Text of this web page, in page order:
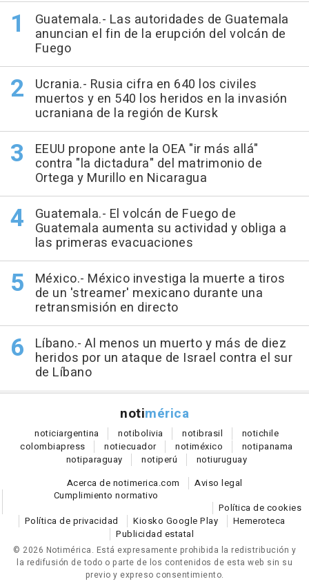
Guatemala.- Las autoridades de Guatemala
anuncian el fin de la erupción del volcán de
Fuego
Ucrania.- Rusia cifra en 640 los civiles
muertos y en 540 los heridos en la invasión
ucraniana de la región de Kursk
EEUU propone ante la OEA "ir más allá"
contra "la dictadura" del matrimonio de
Ortega y Murillo en Nicaragua
Guatemala.- El volcán de Fuego de
Guatemala aumenta su actividad y obliga a
las primeras evacuaciones
México.- México investiga la muerte a tiros
de un 'streamer' mexicano durante una
retransmisión en directo
Líbano.- Al menos un muerto y más de diez
heridos por un ataque de Israel contra el sur
de Líbano
notimérica
noticiargentina notibolivia notibrasil notichile
colombiapress notiecuador notiméxico notipanama
notiparaguay notiperú notiuruguay
Acerca de notimerica.com
Aviso legal
Cumplimiento normativo
Política de cookies
Política de privacidad
Kiosko Google Play
Hemeroteca
Publicidad estatal
© 2026 Notimérica. Está expresamente prohibida la redistribución y
la redifusión de todo o parte de los contenidos de esta web sin su
previo y expreso consentimiento.